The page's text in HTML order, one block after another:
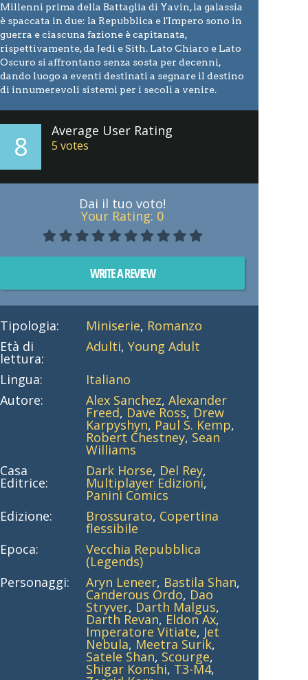
Millenni prima della Battaglia di Yavin, la galassia
è spaccata in due: la Repubblica e l'Impero sono in
guerra e ciascuna fazione è capitanata,
rispettivamente, da Jedi e Sith. Lato Chiaro e Lato
Oscuro si affrontano senza sosta per decenni,
dando luogo a eventi destinati a segnare il destino
di innumerevoli sistemi per i secoli a venire.
8 Average User Rating
5 votes
Dai il tuo voto!
Your Rating: 0
WRITE A REVIEW
Tipologia: Miniserie, Romanzo
Età di
lettura:
Adulti, Young Adult
Lingua:
Italiano
Autore:
Alex Sanchez, Alexander
Freed, Dave Ross, Drew
Karpyshyn, Paul S. Kemp,
Robert Chestney, Sean
Williams
Casa
Editrice:
Dark Horse, Del Rey,
Multiplayer Edizioni,
Panini Comics
Edizione:
Brossurato, Copertina
flessibile
Epoca:
Vecchia Repubblica
(Legends)
Personaggi:
Aryn Leneer, Bastila Shan,
Canderous Ordo, Dao
Stryver, Darth Malgus,
Darth Revan, Eldon Ax,
Imperatore Vitiate, Jet
Nebula, Meetra Surik,
Satele Shan, Scourge,
Shigar Konshi, T3-M4,